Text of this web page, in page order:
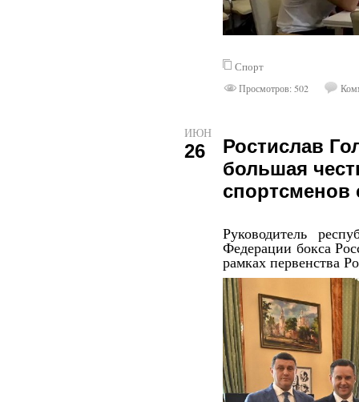
Спорт
Просмотров: 502
ИЮН
26
Ростислав
большая
спортсменов
Руководитель
Федерации бокса
рамках первенства